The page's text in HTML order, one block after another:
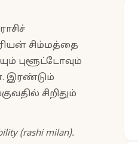
சிம்மத்தை
புளூட்டோவும்
இரண்டும்
சிறிதும்
(rashi milan).